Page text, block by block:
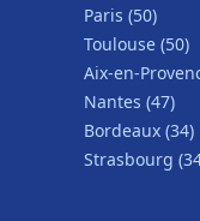
Paris (50)
Toulouse (50)
Aix-en-
Nantes (47)
Bordeaux (34)
Strasbourg